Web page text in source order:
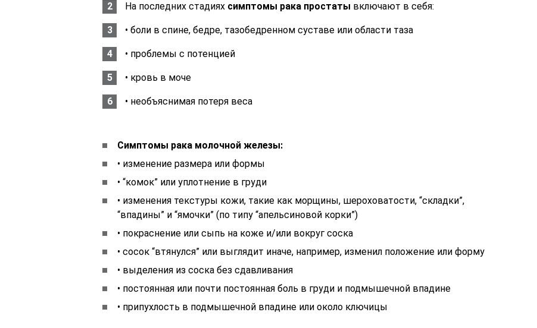
На последних стадиях симптомы рака простаты включают в себя:
• боли в спине, бедре, тазобедренном суставе или области таза
• проблемы с потенцией
• кровь в моче
• необъяснимая потеря веса
Симптомы рака молочной железы:
• изменение размера или формы
• “комок” или уплотнение в груди
• изменения текстуры кожи, такие как морщины, шероховатости, “складки”,
“впадины” и “ямочки” (по типу “апельсиновой корки”)
• покраснение или сыпь на коже и/или вокруг соска
• cосок “втянулся” или выглядит иначе, например, изменил положение или форму
• выделения из соска без сдавливания
• постоянная или почти постоянная боль в груди и подмышечной впадине
• припухлость в подмышечной впадине или около ключицы